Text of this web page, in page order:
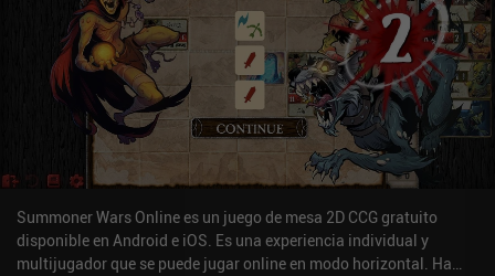
Summoner Wars Online es un juego de mesa 2D CCG gratuito
disponible en Android e iOS. Es una experiencia individual y
multijugador que se puede jugar online en modo horizontal. Ha